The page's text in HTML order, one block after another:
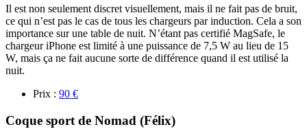
Il est non seulement discret visuellement, mais il ne fait pas de bruit,
ce qui n’est pas le cas de tous les chargeurs par induction. Cela a son
importance sur une table de nuit. N’étant pas certifié MagSafe, le
chargeur iPhone est limité à une puissance de 7,5 W au lieu de 15
W, mais ça ne fait aucune sorte de différence quand il est utilisé la
nuit.
Prix : 90 €
Coque sport de Nomad (Félix)